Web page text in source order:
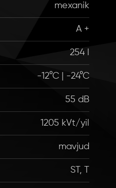
mexanik
A +
254 l
-12°C | -24°C
55 dB
1205 kVt/yil
mavjud
ST, T